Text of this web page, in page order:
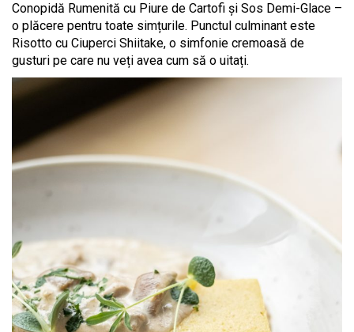
Conopidă Rumenită cu Piure de Cartofi și Sos Demi-Glace –
o plăcere pentru toate simțurile. Punctul culminant este
Risotto cu Ciuperci Shiitake, o simfonie cremoasă de
gusturi pe care nu veți avea cum să o uitați.